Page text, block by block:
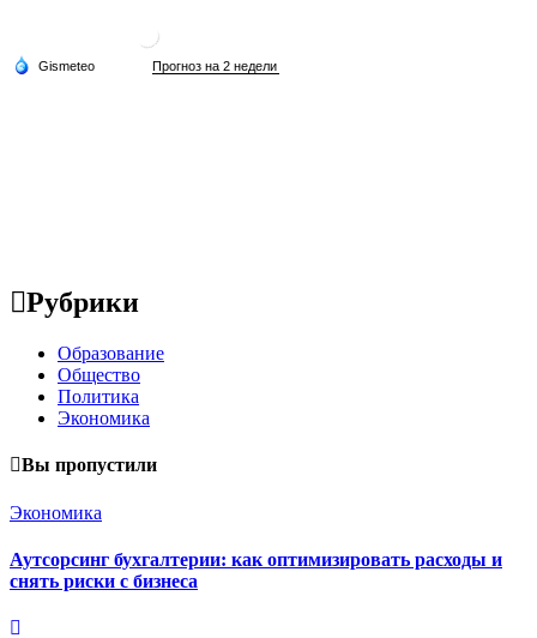
Рубрики
Образование
Общество
Политика
Экономика
Вы пропустили
Экономика
Аутсорсинг бухгалтерии: как оптимизировать расходы и
снять риски с бизнеса